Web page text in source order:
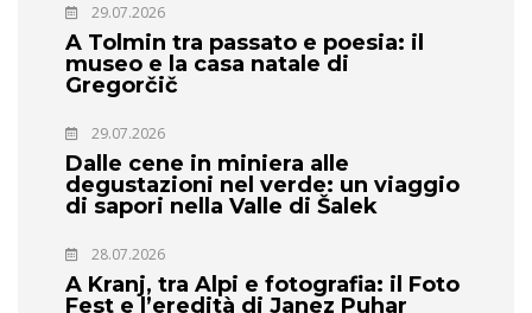
29.07.2026
A Tolmin tra passato e poesia: il
museo e la casa natale di
Gregorčič
29.07.2026
Dalle cene in miniera alle
degustazioni nel verde: un viaggio
di sapori nella Valle di Šalek
28.07.2026
A Kranj, tra Alpi e fotografia: il Foto
Fest e l’eredità di Janez Puhar